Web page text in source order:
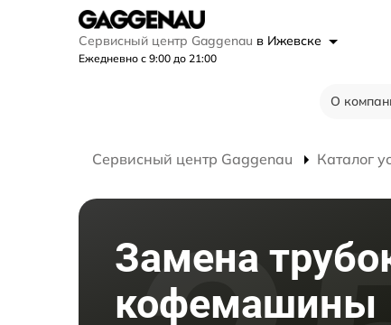
Сервисный центр Gaggenau в Ижевске
Ежедневно с 9:00 до 21:00
О
Сервисный центр Gaggenau Каталог
Замена
кофемашины